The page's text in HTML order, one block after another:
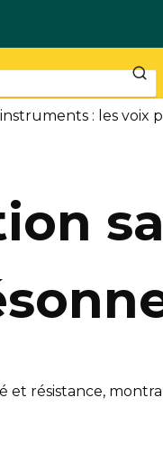
instruments : les
et résistance,